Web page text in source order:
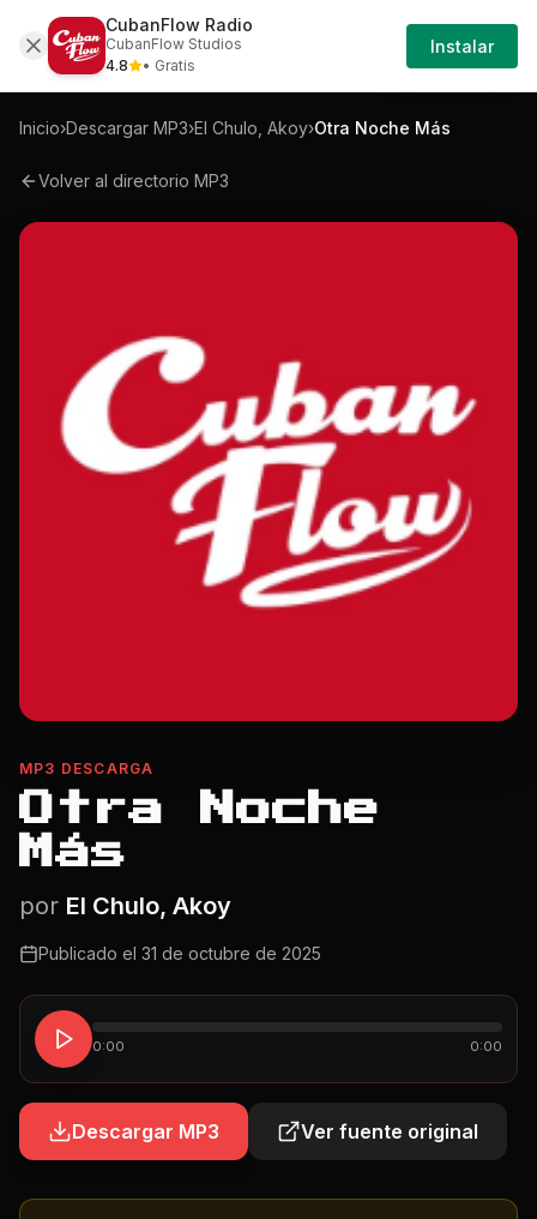
Mp3 El-chulo-akoy-otra-noche-mas-mp3
Iniciar
Sesión
Inicio›Descargar MP3›El Chulo, Akoy›Otra Noche Más
Volver al directorio MP3
MP3 DESCARGA
Otra Noche
Más
por El Chulo, Akoy
Publicado el 31 de octubre de 2025
0:00 0:00
Descargar MP3 Ver fuente original
CubanFlow Radio
CubanFlow Studios
4.8
• Gratis
Instalar